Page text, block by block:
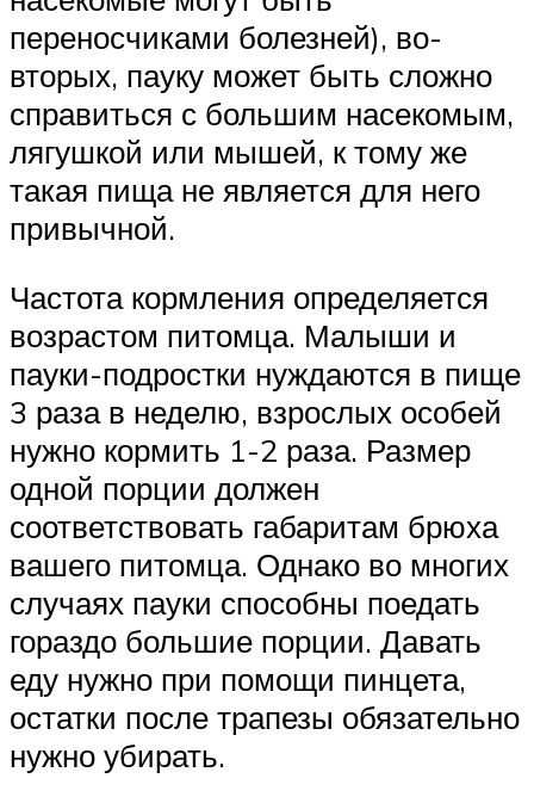
переносчиками болезней), во-
вторых, пауку может быть сложно
справиться с большим насекомым,
лягушкой или мышей, к тому же
такая пища не является для него
привычной.
Частота кормления определяется
возрастом питомца. Малыши и
пауки-подростки нуждаются в пище
3 раза в неделю, взрослых особей
нужно кормить 1-2 раза. Размер
одной порции должен
соответствовать габаритам брюха
вашего питомца. Однако во многих
случаях пауки способны поедать
гораздо большие порции. Давать
еду нужно при помощи пинцета,
остатки после трапезы обязательно
нужно убирать.